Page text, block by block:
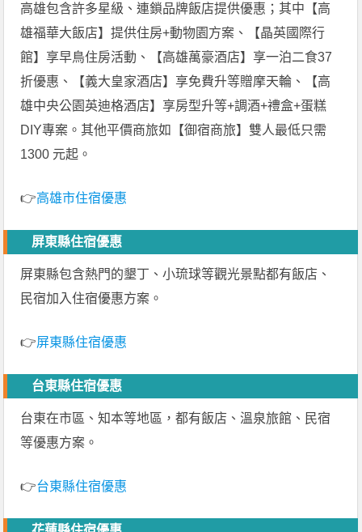
高雄包含許多星級、連鎖品牌飯店提供優惠；其中【高
雄福華大飯店】提供住房+動物園方案、【晶英國際行
館】享早鳥住房活動、【高雄萬豪酒店】享一泊二食37
折優惠、【義大皇家酒店】享免費升等贈摩天輪、【高
雄中央公園英迪格酒店】享房型升等+調酒+禮盒+蛋糕
DIY專案。其他平價商旅如【御宿商旅】雙人最低只需
1300 元起。
👉高雄市住宿優惠
屏東縣住宿優惠
屏東縣包含熱門的墾丁、小琉球等觀光景點都有飯店、
民宿加入住宿優惠方案。
👉屏東縣住宿優惠
台東縣住宿優惠
台東在市區、知本等地區，都有飯店、溫泉旅館、民宿
等優惠方案。
👉台東縣住宿優惠